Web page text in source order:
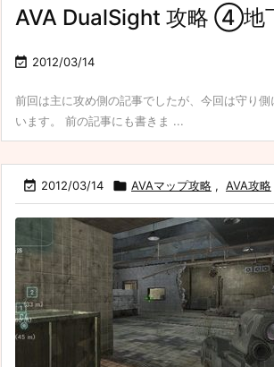
AVA DualSight 攻略 ④地
 2012/03/14
前回は主に攻め側の記事でしたが、今回は守り
います。 前の記事にも書きま ...
 2012/03/14  AVAマップ攻略 , AVA攻略